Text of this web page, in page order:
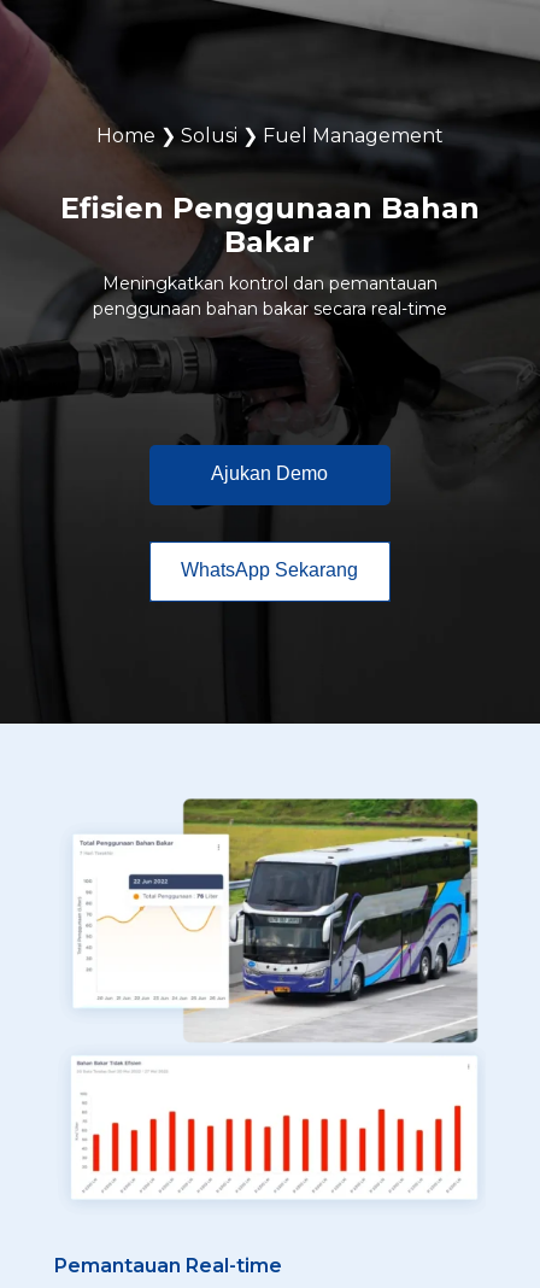
Home ❯ Solusi ❯ Fuel Management
Efisien Penggunaan Bahan
Bakar
Meningkatkan kontrol dan pemantauan
penggunaan bahan bakar secara real-time
Ajukan Demo
WhatsApp Sekarang
Pemantauan Real-time